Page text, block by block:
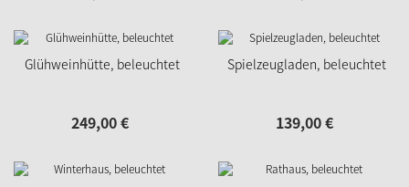
Glühweinhütte, beleuchtet
249,00€
Spielzeugladen, beleuchtet
139,00€